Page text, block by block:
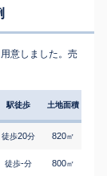
意しました。売
駅徒歩 土地面積
徒歩20分 820㎡
徒歩-分 800㎡